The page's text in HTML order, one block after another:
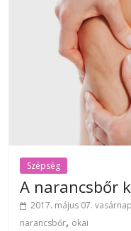
Szépség
A narancsbőr
2017. május 07. vasárnap
narancsbőr, okai